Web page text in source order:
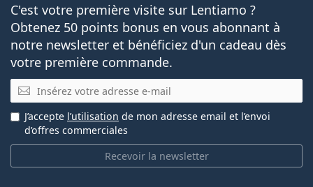
C'est votre première visite sur Lentiamo ?
Obtenez 50 points bonus en vous abonnant à
notre newsletter et bénéficiez d'un cadeau dès
votre première commande.
E-mail
Recevoir la newsletter
J’accepte l’utilisation de mon adresse email et l’envoi
d’offres commerciales